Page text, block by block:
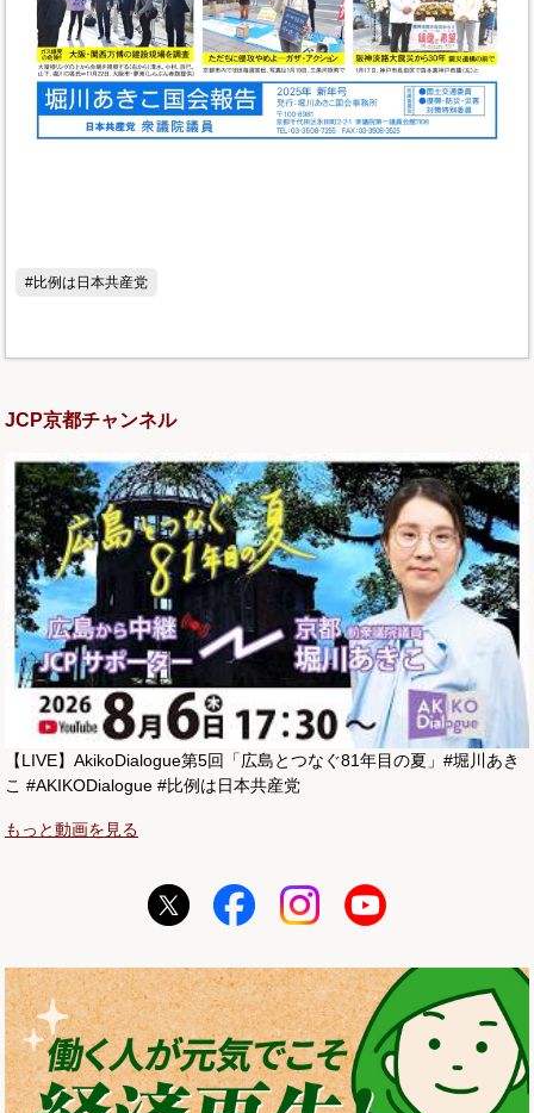
#比例は日本共産党
JCP京都チャンネル
【LIVE】AkikoDialogue第5回「広島とつなぐ81年目の夏」#堀川あき
こ #AKIKODialogue #比例は日本共産党
もっと動画を見る